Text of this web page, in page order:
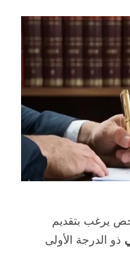
يرغب بتقديم
ذو الدرجة الأولى